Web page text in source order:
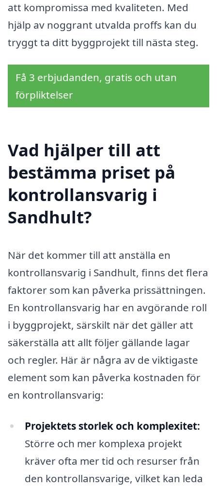
att kompromissa med kvaliteten. Med
hjälp av noggrant utvalda proffs kan du
tryggt ta ditt byggprojekt till nästa steg.
Få 3 erbjudanden, gratis och utan
förpliktelser
Vad hjälper till att
bestämma priset på
kontrollansvarig i
Sandhult?
När det kommer till att anställa en
kontrollansvarig i Sandhult, finns det flera
faktorer som kan påverka prissättningen.
En kontrollansvarig har en avgörande roll
i byggprojekt, särskilt när det gäller att
säkerställa att allt följer gällande lagar
och regler. Här är några av de viktigaste
element som kan påverka kostnaden för
en kontrollansvarig:
Projektets storlek och komplexitet:
Större och mer komplexa projekt
kräver ofta mer tid och resurser från
den kontrollansvarige, vilket kan leda